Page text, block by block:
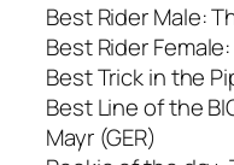
Best Rider Male:
Best Rider
Best Trick in the
Best Line of the
Mayr (GER)